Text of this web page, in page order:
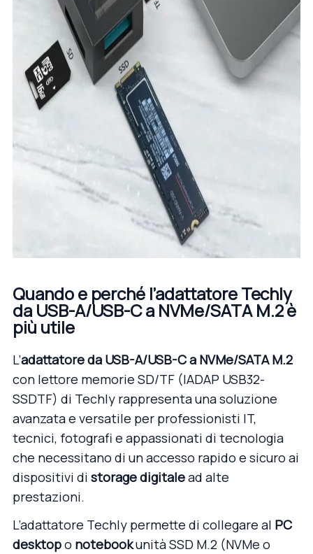
Quando e perché l’adattatore Techly
da USB-A/USB-C a NVMe/SATA M.2 è
più utile
L’adattatore da USB-A/USB-C a NVMe/SATA M.2
con lettore memorie SD/TF (IADAP USB32-
SSDTF) di Techly rappresenta una soluzione
avanzata e versatile per professionisti IT,
tecnici, fotografi e appassionati di tecnologia
che necessitano di un accesso rapido e sicuro ai
dispositivi di storage digitalead alte
prestazioni.
L’adattatore Techly permette di collegare al PC
desktopo notebookunità SSD M.2 (NVMe o